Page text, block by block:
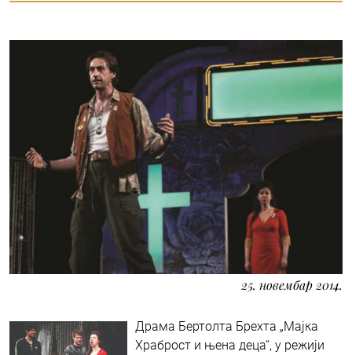
25. новембар 2014.
Драма Бертолта Брехта „Мајка
Храброст и њена деца“, у режији